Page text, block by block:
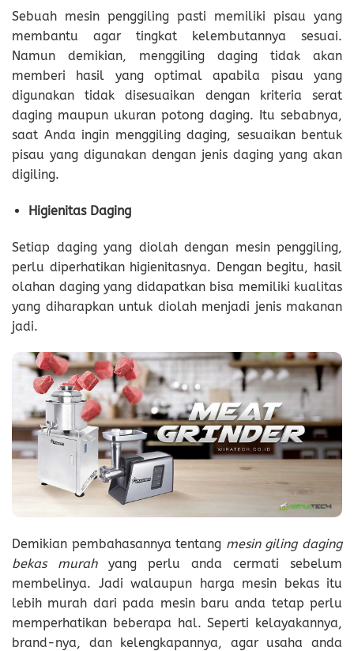
Sebuah mesin penggiling pasti memiliki pisau yang
membantu agar tingkat kelembutannya sesuai.
Namun demikian, menggiling daging tidak akan
memberi hasil yang optimal apabila pisau yang
digunakan tidak disesuaikan dengan kriteria serat
daging maupun ukuran potong daging. Itu sebabnya,
saat Anda ingin menggiling daging, sesuaikan bentuk
pisau yang digunakan dengan jenis daging yang akan
digiling.
Higienitas Daging
Setiap daging yang diolah dengan mesin penggiling,
perlu diperhatikan higienitasnya. Dengan begitu, hasil
olahan daging yang didapatkan bisa memiliki kualitas
yang diharapkan untuk diolah menjadi jenis makanan
jadi.
Demikian pembahasannya tentang mesin giling daging
bekas murahyang perlu anda cermati sebelum
membelinya. Jadi walaupun harga mesin bekas itu
lebih murah dari pada mesin baru anda tetap perlu
memperhatikan beberapa hal. Seperti kelayakannya,
brand-nya, dan kelengkapannya, agar usaha anda